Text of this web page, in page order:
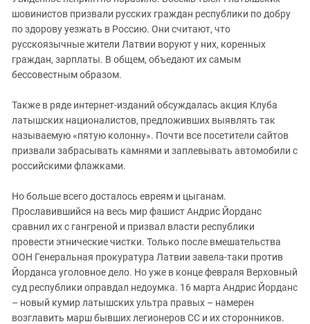
ЗАСТАВЛЯЕТ
КАВКАЗ ЗА ПАЛЕСТИНУ
ПРЕСЛЕДОВАНИЕ АКТИВИСТОВ
Дагестан
Ингушетия
Кабардино-Балкария
Калмыкия
Краснодарский край
Нагорный Карабах
Российская Федерация
Северная Осетия - Алания
СКФО
Ставропольский край
Чечня
Южная Осетия
Южный Кавказ
шовинистов призвали русских граждан республики по добру
по здорову уезжать в Россию. Они считают, что
русскоязычные жители Латвии воруют у них, коренных
граждан, зарплаты. В общем, объедают их самым
бессовестным образом.
Также в ряде интернет-изданий обсуждалась акция Клуба
латышских националистов, предложивших выявлять так
называемую «пятую колонну». Почти все посетители сайтов
призвали забрасывать камнями и заплевывать автомобили с
российскими флажками.
Но больше всего досталось евреям и цыганам.
Прославившийся на весь мир фашист Андрис Йорданс
сравнил их с гангреной и призвал власти республики
провести этнические чистки. Только после вмешательства
ООН Генеральная прокуратура Латвии завела-таки против
Йорданса уголовное дело. Но уже в конце февраля Верховный
суд республики оправдал недоумка. 16 марта Андрис Йорданс
– новый кумир латышских ультра правых – намерен
возглавить марш бывших легионеров СС и их сторонников.